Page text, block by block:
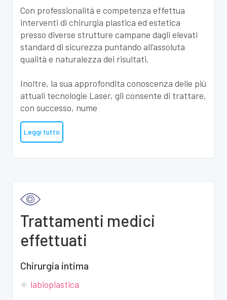
Con professionalità e competenza effettua
interventi di chirurgia plastica ed estetica
presso diverse strutture campane dagli elevati
standard di sicurezza puntando all’assoluta
qualità e naturalezza dei risultati.
Inoltre, la sua approfondita conoscenza delle più
attuali tecnologie Laser, gli consente di trattare,
con successo, nume
Leggi tutto
Trattamenti medici
effettuati
Chirurgia intima
labioplastica